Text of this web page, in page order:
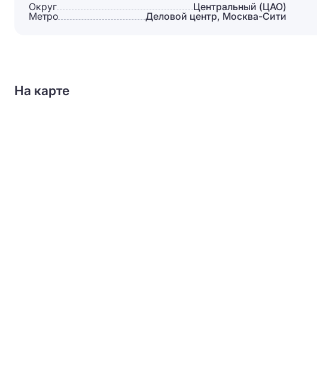
Округ Центральный (ЦАО)
Метро
Деловой центр, Москва-Сити
На карте